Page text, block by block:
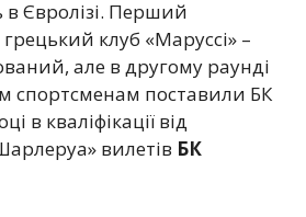
в Євролізі. Перший
клуб «Маруссі» –
але в другому раунді
спортсменам поставили БК
в кваліфікації від
вилетів БК